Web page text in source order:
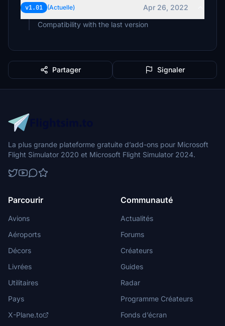
v1.01 (Actuelle)
Apr 26, 2022
Compatibility with the last version
Partager Signaler
La plus grande plateforme gratuite d’add-ons pour Microsoft
Flight Simulator 2020 et Microsoft Flight Simulator 2024.
Parcourir
Avions
Aéroports
Décors
Livrées
Utilitaires
Pays
X-Plane.to
Communauté
Actualités
Forums
Créateurs
Guides
Radar
Programme Créateurs
Fonds d’écran